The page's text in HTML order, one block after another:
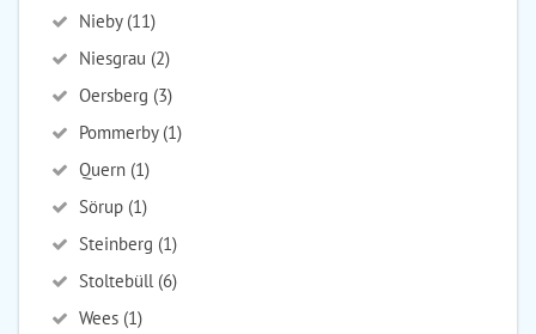
Nieby (11)
Niesgrau (2)
Oersberg (3)
Pommerby (1)
Quern (1)
Sörup (1)
Steinberg (1)
Stoltebüll (6)
Wees (1)